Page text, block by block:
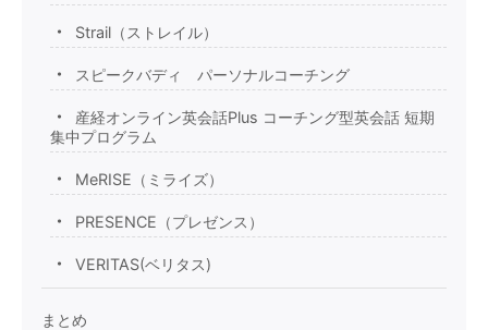
Strail（ストレイル）
スピークバディ パーソナルコーチング
産経オンライン英会話Plus コーチング型英会話 短期
集中プログラム
MeRISE（ミライズ）
PRESENCE（プレゼンス）
VERITAS(ベリタス)
まとめ